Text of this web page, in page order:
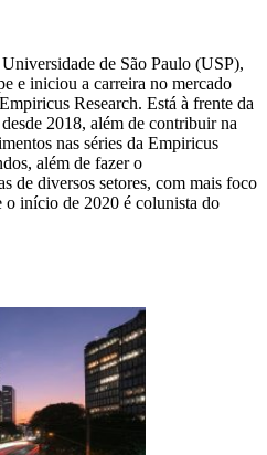
de São Paulo (USP),
e iniciou a carreira no mercado
Research. Está à frente da
2018, além de contribuir na
nas séries da Empiricus
além de fazer o
de diversos setores, com mais foco
início de 2020 é colunista do